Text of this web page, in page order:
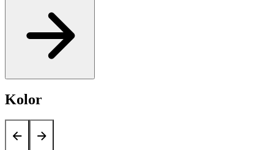
Kolor